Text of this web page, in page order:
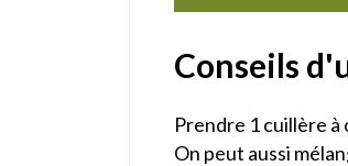
Conseils
Prendre 1 cuillère à
On peut aussi